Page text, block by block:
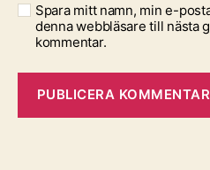
Spara mitt namn, min e-
denna webbläsare till nästa
kommentar.